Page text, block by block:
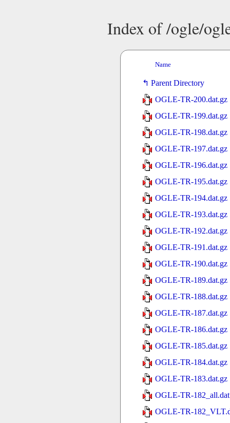
Index of /ogle/
Name
Parent Directory
OGLE-TR-200.dat.gz
OGLE-TR-199.dat.gz
OGLE-TR-198.dat.gz
OGLE-TR-197.dat.gz
OGLE-TR-196.dat.gz
OGLE-TR-195.dat.gz
OGLE-TR-194.dat.gz
OGLE-TR-193.dat.gz
OGLE-TR-192.dat.gz
OGLE-TR-191.dat.gz
OGLE-TR-190.dat.gz
OGLE-TR-189.dat.gz
OGLE-TR-188.dat.gz
OGLE-TR-187.dat.gz
OGLE-TR-186.dat.gz
OGLE-TR-185.dat.gz
OGLE-TR-184.dat.gz
OGLE-TR-183.dat.gz
OGLE-TR-
OGLE-TR-